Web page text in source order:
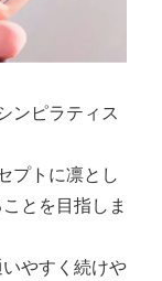
ンピラティス
プトに凛とし
とを目指しま
やすく続けや